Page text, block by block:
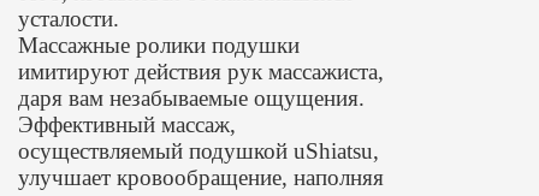
усталости.
Массажные ролики подушки
имитируют действия рук массажиста,
даря вам незабываемые ощущения.
Эффективный массаж,
осуществляемый подушкой uShiatsu,
улучшает кровообращение, наполняя